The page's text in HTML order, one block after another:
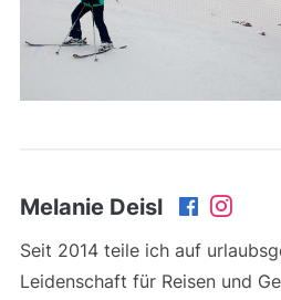
Melanie Deisl
Seit 2014 teile ich auf
Leidenschaft für Reisen und